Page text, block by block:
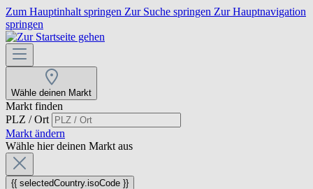
Zum Hauptinhalt springen Zur Suche springen Zur Hauptnavigation
springen
Wähle deinen Markt
Markt finden
PLZ / Ort
Markt ändern
Wähle hier deinen Markt aus
{{ selectedCountry.isoCode }}